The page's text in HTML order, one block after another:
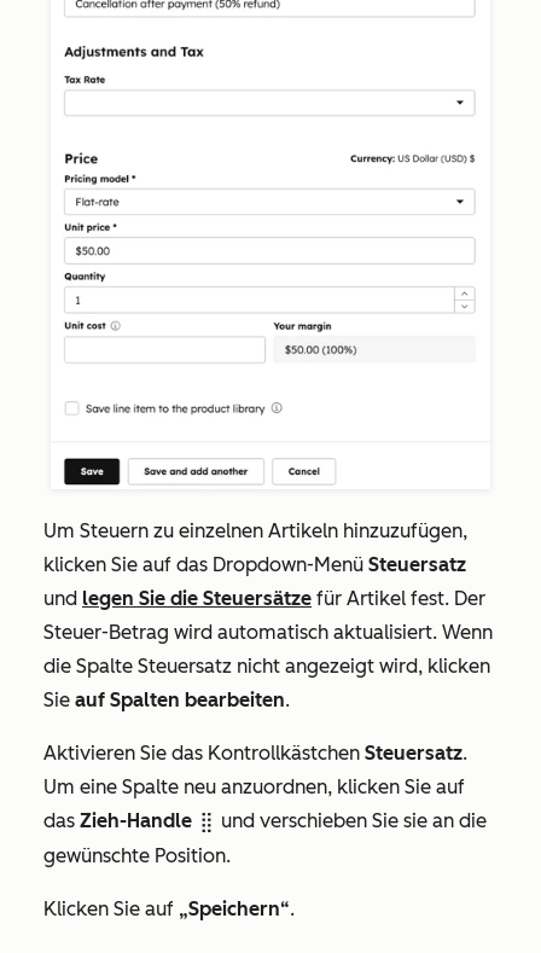
Um Steuern zu einzelnen Artikeln hinzuzufügen,
klicken Sie auf das Dropdown-Menü Steuersatz
und legen Sie die Steuersätze für Artikel fest. Der
Steuer-Betrag wird automatisch aktualisiert. Wenn
die Spalte Steuersatz nicht angezeigt wird, klicken
Sie auf Spalten bearbeiten.
Aktivieren Sie das Kontrollkästchen Steuersatz.
Um eine Spalte neu anzuordnen, klicken Sie auf
das Zieh-Handle dragHandle und verschieben Sie sie an die
gewünschte Position.
Klicken Sie auf „Speichern“.